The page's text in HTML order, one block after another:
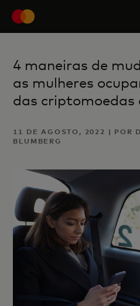
4 maneiras de
as mulheres
das criptomoedas
11 DE AGOSTO, 2022 | POR
BLUMBERG